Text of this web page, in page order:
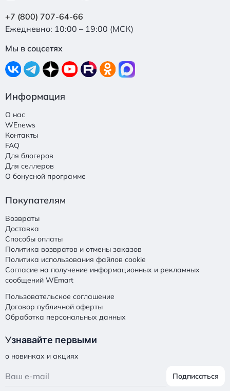
+7 (800) 707-64-66
Ежедневно: 10:00 – 19:00 (МСК)
Мы в соцсетях
Информация
О нас
WEnews
Контакты
FAQ
Для блогеров
Для селлеров
О бонусной программе
Покупателям
Возвраты
Доставка
Способы оплаты
Политика возвратов и отмены заказов
Политика использования файлов cookie
Согласие на получение информационных и рекламных
сообщений WEmart
Пользовательское соглашение
Договор публичной оферты
Обработка персональных данных
Узнавайте первыми
о новинках и акциях
Подписаться